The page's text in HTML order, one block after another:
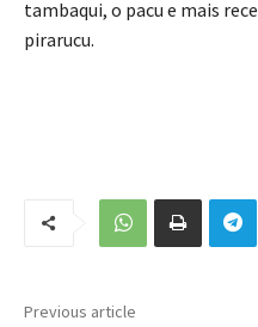
tambaqui, o pacu e mais
pirarucu.
Previous article